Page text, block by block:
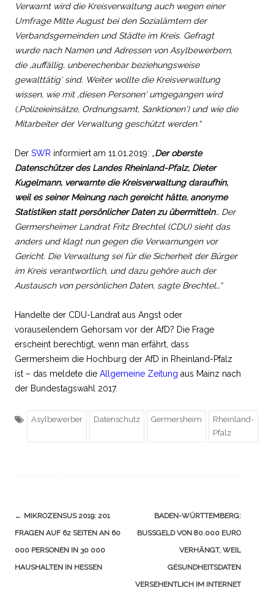
Verwarnt wird die Kreisverwaltung auch wegen einer
Umfrage Mitte August bei den Sozialämtern der
Verbandsgemeinden und Städte im Kreis. Gefragt
wurde nach Namen und Adressen von Asylbewerbern,
die ‚auffällig, unberechenbar beziehungsweise
gewalttätig‘ sind. Weiter wollte die Kreisverwaltung
wissen, wie mit ‚diesen Personen‘ umgegangen wird
(‚Polizeieinsätze, Ordnungsamt, Sanktionen‘) und wie die
Mitarbeiter der Verwaltung geschützt werden.“
Der SWR informiert am 11.01.2019: „Der oberste
Datenschützer des Landes Rheinland-Pfalz, Dieter
Kugelmann, verwarnte die Kreisverwaltung daraufhin,
weil es seiner Meinung nach gereicht hätte, anonyme
Statistiken statt persönlicher Daten zu übermitteln… Der
Germersheimer Landrat Fritz Brechtel (CDU) sieht das
anders und klagt nun gegen die Verwarnungen vor
Gericht. Die Verwaltung sei für die Sicherheit der Bürger
im Kreis verantwortlich, und dazu gehöre auch der
Austausch von persönlichen Daten, sagte Brechtel…“
Handelte der CDU-Landrat aus Angst oder
vorauseilendem Gehorsam vor der AfD? Die Frage
erscheint berechtigt, wenn man erfährt, dass
Germersheim die Hochburg der AfD in Rheinland-Pfalz
ist – das meldete die Allgemeine Zeitung aus Mainz nach
der Bundestagswahl 2017.
Asylbewerber Datenschutz Germersheim
Rheinland-
Pfalz
Navigation
(Beiträge)
← MIKROZENSUS 2019: 201
FRAGEN AUF 62 SEITEN AN 60
000 PERSONEN IN 30 000
HAUSHALTEN IN HESSEN
BADEN-WÜRTTEMBERG:
BUSSGELD VON 80.000 EURO V
ERHÄNGT, WEIL G
ESUNDHEITSDATEN V
ERSEHENTLICH IM INTERNET L